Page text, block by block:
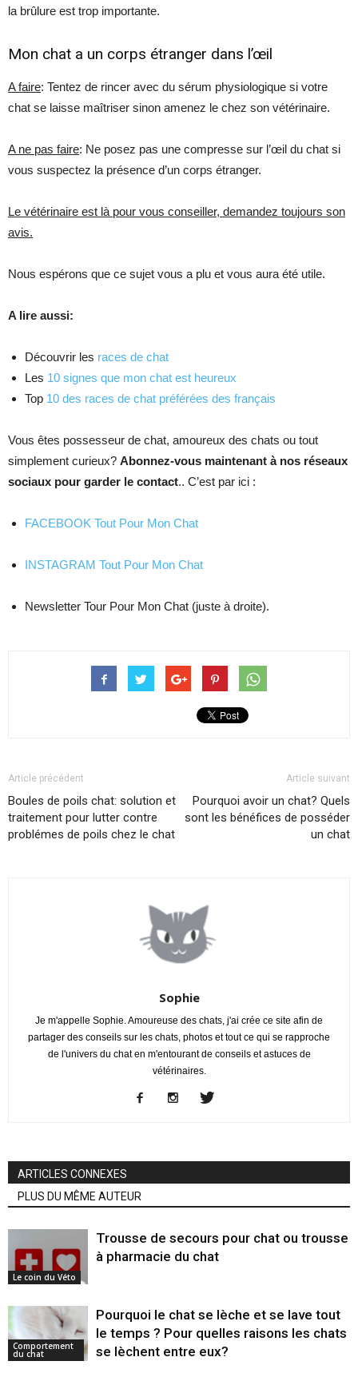
la brûlure est trop importante.
Mon chat a un corps étranger dans l’œil
A faire: Tentez de rincer avec du sérum physiologique si votre
chat se laisse maîtriser sinon amenez le chez son vétérinaire.
A ne pas faire: Ne posez pas une compresse sur l’œil du chat si
vous suspectez la présence d’un corps étranger.
Le vétérinaire est là pour vous conseiller, demandez toujours son
avis.
Nous espérons que ce sujet vous a plu et vous aura été utile.
A lire aussi:
Découvrir les races de chat
Les 10 signes que mon chat est heureux
Top 10 des races de chat préférées des français
Vous êtes possesseur de chat, amoureux des chats ou tout
simplement curieux? Abonnez-vous maintenant à nos réseaux
sociaux pour garder le contact.. C’est par ici :
FACEBOOK Tout Pour Mon Chat
INSTAGRAM Tout Pour Mon Chat
Newsletter Tour Pour Mon Chat (juste à droite).
Article précédent
Boules de poils chat: solution et
traitement pour lutter contre
problémes de poils chez le chat
Article suivant
Pourquoi avoir un chat? Quels
sont les bénéfices de posséder
un chat
Sophie
Je m'appelle Sophie. Amoureuse des chats, j'ai crée ce site afin de
partager des conseils sur les chats, photos et tout ce qui se rapproche
de l'univers du chat en m'entourant de conseils et astuces de
vétérinaires.
ARTICLES CONNEXES
PLUS DU MÊME AUTEUR
Le coin du Véto
Trousse de secours pour chat ou trousse
à pharmacie du chat
Comportement
du chat
Pourquoi le chat se lèche et se lave tout
le temps ? Pour quelles raisons les chats
se lèchent entre eux?